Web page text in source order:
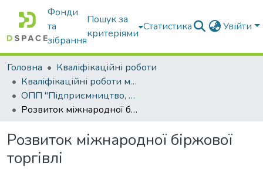
Фонди
та
зібрання
Пошук за
критеріями
Статистика Увійти
Головна
Кваліфікаційні роботи
Кваліфікаційні роботи магістрів
ОПП "Підприємництво, торгівля та біржова діяльність"
Розвиток міжнародної біржової торгівлі
Розвиток міжнародної біржової
торгівлі